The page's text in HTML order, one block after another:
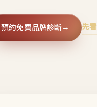
預約免費品牌診斷→ 先